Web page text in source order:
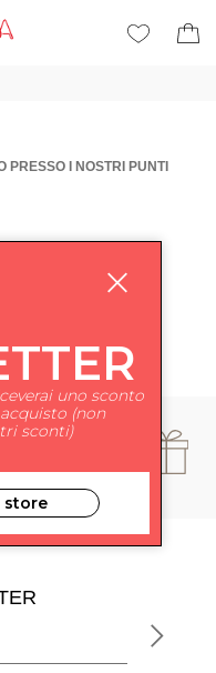
PRESSO I NOSTRI PUNTI
uno sconto
(non
sconti)
store